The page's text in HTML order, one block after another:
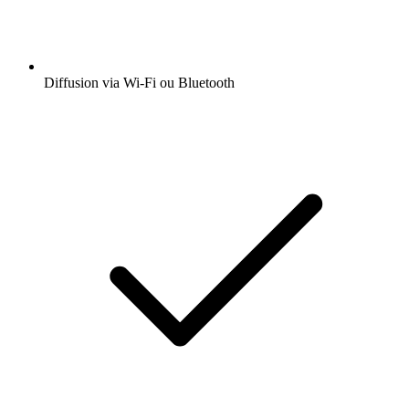
Diffusion via Wi-Fi ou Bluetooth